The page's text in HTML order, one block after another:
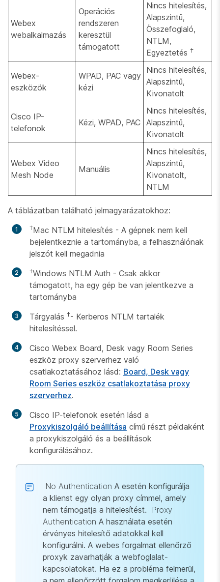
Webex
webalkalmazás
Operációs
rendszeren
keresztül
támogatott
Nincs hitelesítés,
Alapszintű,
Összefoglaló,
NTLM,
Egyeztetés †
Webex-
eszközök
WPAD, PAC vagy
kézi
Nincs hitelesítés,
Alapszintű,
Kivonatolt
Cisco IP-
telefonok
Kézi, WPAD, PAC
Nincs hitelesítés,
Alapszintű,
Kivonatolt
Webex Video
Mesh Node
Manuális
Nincs hitelesítés,
Alapszintű,
Kivonatolt,
NTLM
A táblázatban található jelmagyarázatokhoz:
†Mac NTLM hitelesítés - A gépnek nem kell
bejelentkeznie a tartományba, a felhasználónak
jelszót kell megadnia
†Windows NTLM Auth - Csak akkor
támogatott, ha egy gép be van jelentkezve a
tartományba
Tárgyalás †- Kerberos NTLM tartalék
hitelesítéssel.
Cisco Webex Board, Desk vagy Room Series
eszköz proxy szerverhez való
csatlakoztatásához lásd: Board, Desk vagy
Room Series eszköz csatlakoztatása proxy
szerverhez.
Cisco IP-telefonok esetén lásd a
Proxykiszolgáló beállítása című részt példaként
a proxykiszolgáló és a beállítások
konfigurálásához.
No Authentication A esetén konfigurálja
a klienst egy olyan proxy címmel, amely
nem támogatja a hitelesítést.
Proxy
Authentication A használata esetén
érvényes hitelesítő adatokkal kell
konfigurálni. A webes forgalmat ellenőrző
proxyk zavarhatják a webfoglalat-
kapcsolatokat. Ha ez a probléma felmerül,